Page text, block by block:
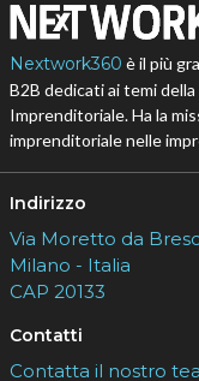
Nextwork360 è il più
B2B dedicati ai temi
Imprenditoriale. Ha la
imprenditoriale nelle
Indirizzo
Via Moretto da
Milano - Italia
CAP 20133
Contatti
Contatta il nostro